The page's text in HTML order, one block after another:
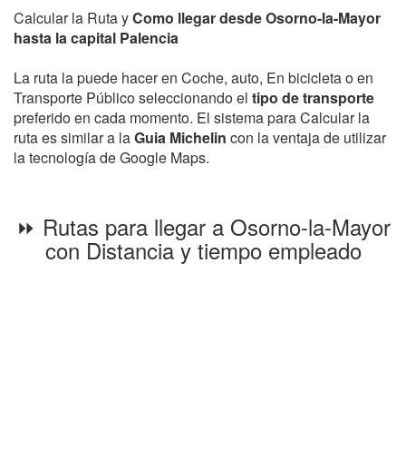
Calcular la Ruta yComo llegar desde Osorno-la-Mayor
hasta la capital Palencia
La ruta la puede hacer en Coche, auto, En bicicleta o en
Transporte Público seleccionando el tipo de transporte
preferido en cada momento. El sistema para Calcular la
ruta es similar a laGuia Michelin con la ventaja de utilizar
la tecnología de Google Maps.
⏩ Rutas para llegar a Osorno-la-Mayor
con Distancia y tiempo empleado